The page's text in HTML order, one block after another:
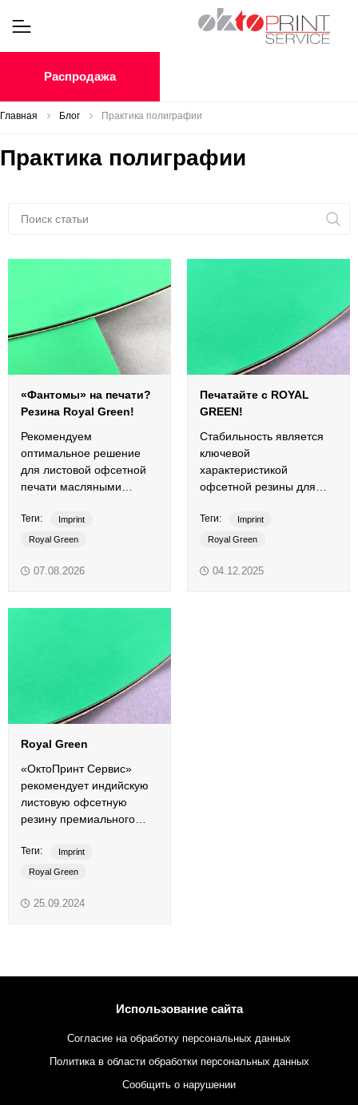
Распродажа
Главная Блог Практика полиграфии
Практика полиграфии
«Фантомы» на печати?
Резина Royal Green!
Рекомендуем
оптимальное решение
для листовой офсетной
печати масляными
бумагам и картонам.
Теги: Imprint
Royal Green
07.08.2026
Печатайте с ROYAL
GREEN!
Стабильность является
ключевой
характеристикой
офсетной резины для
полноцветной листовой
печати.
Теги: Imprint
Royal Green
04.12.2025
Royal Green
«ОктоПринт Сервис»
рекомендует индийскую
листовую офсетную
резину премиального
Теги: Imprint
Royal Green
25.09.2024
Использование сайта
Согласие на обработку персональных данных
Политика в области обработки персональных данных
Сообщить о нарушении